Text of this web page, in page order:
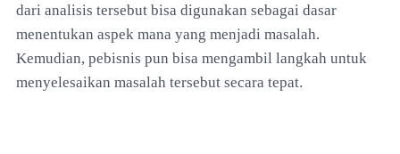
dari analisis tersebut bisa digunakan sebagai dasar
menentukan aspek mana yang menjadi masalah.
Kemudian, pebisnis pun bisa mengambil langkah untuk
menyelesaikan masalah tersebut secara tepat.